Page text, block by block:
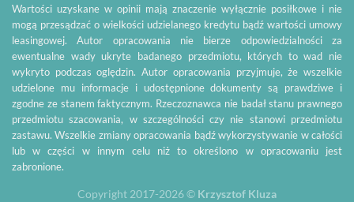
Wartości uzyskane w opinii mają znaczenie wyłącznie posiłkowe i nie
mogą przesądzać o wielkości udzielanego kredytu bądź wartości umowy
leasingowej. Autor opracowania nie bierze odpowiedzialności za
ewentualne wady ukryte badanego przedmiotu, których to wad nie
wykryto podczas oględzin. Autor opracowania przyjmuje, że wszelkie
udzielone mu informacje i udostępnione dokumenty są prawdziwe i
zgodne ze stanem faktycznym. Rzeczoznawca nie badał stanu prawnego
przedmiotu szacowania, w szczególności czy nie stanowi przedmiotu
zastawu. Wszelkie zmiany opracowania bądź wykorzystywanie w całości
lub w części w innym celu niż to określono w opracowaniu jest
zabronione.
Copyright 2017-2026 © Krzysztof Kluza